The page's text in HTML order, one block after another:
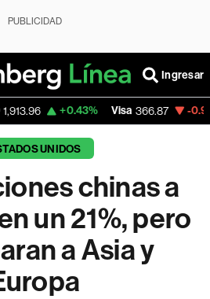
PUBLICIDAD
Ingresar
Visa 366.87 -0.97%
UNIDOS
chinas a
un 21%, pero
a Asia y